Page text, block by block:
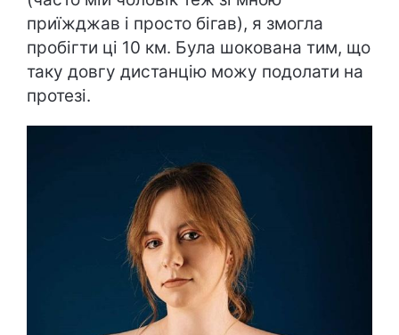
приїжджав і просто бігав), я змогла
пробігти ці 10 км. Була шокована тим, що
таку довгу дистанцію можу подолати на
протезі.